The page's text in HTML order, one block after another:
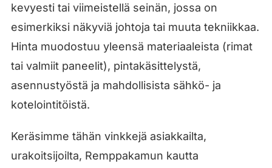
kevyesti tai viimeistellä seinän, jossa on
esimerkiksi näkyviä johtoja tai muuta tekniikkaa.
Hinta muodostuu yleensä materiaaleista (rimat
tai valmiit paneelit), pintakäsittelystä,
asennustyöstä ja mahdollisista sähkö- ja
kotelointitöistä.
Keräsimme tähän vinkkejä asiakkailta,
urakoitsijoilta, Remppakamun kautta